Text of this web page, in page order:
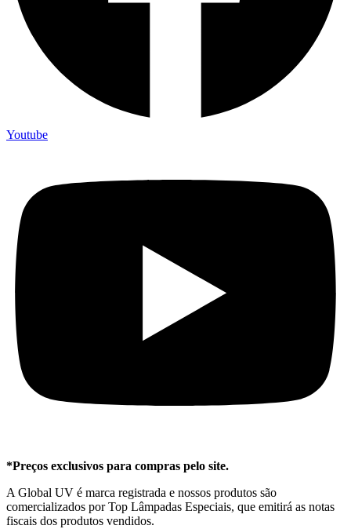
Youtube
*Preços exclusivos para compras pelo site.
A Global UV é marca registrada e nossos produtos são
comercializados por Top Lâmpadas Especiais, que emitirá as notas
fiscais dos produtos vendidos.